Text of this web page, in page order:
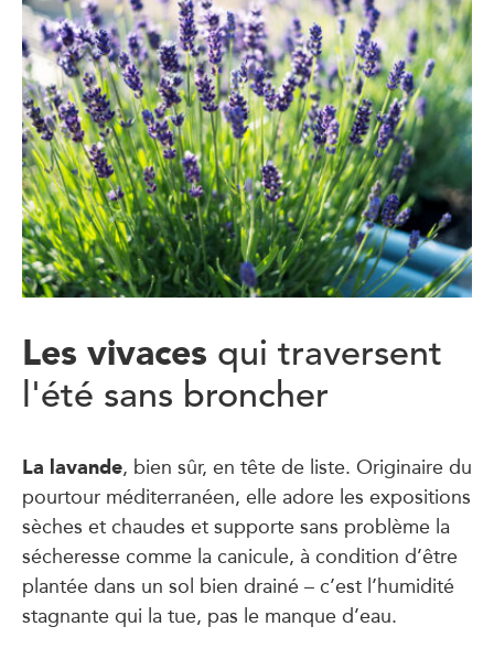
Les vivaces qui traversent
l'été sans broncher
La lavande, bien sûr, en tête de liste. Originaire du
pourtour méditerranéen, elle adore les expositions
sèches et chaudes et supporte sans problème la
sécheresse comme la canicule, à condition d’être
plantée dans un sol bien drainé – c’est l’humidité
stagnante qui la tue, pas le manque d’eau.